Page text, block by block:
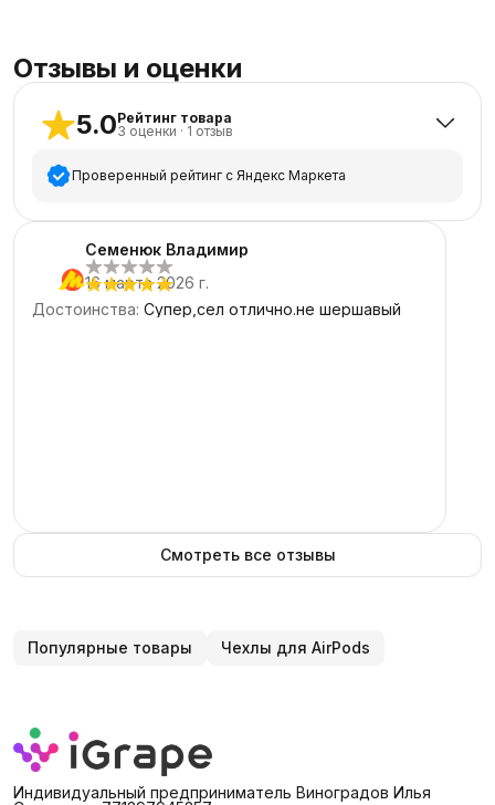
Отзывы и оценки
5.0Рейтинг товара
3 оценки · 1 отзыв
Проверенный рейтинг с Яндекс Маркета
5 звёзд
3
звезды
звезды
2 звезды
Семенюк Владимир
16 марта 2026 г.
Достоинства: Супер,сел отлично.не шершавый
Смотреть все отзывы
Популярные товары Чехлы для AirPods
Индивидуальный предприниматель Виноградов Илья